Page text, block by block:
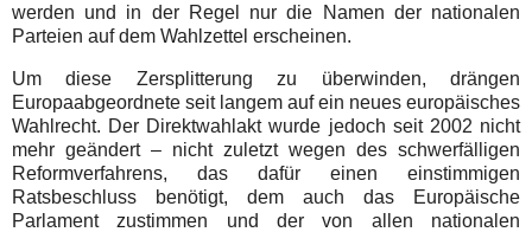
werden und in der Regel nur die Namen der nationalen
Parteien auf dem Wahlzettel erscheinen.
Um diese Zersplitterung zu überwinden, drängen
Europaabgeordnete seit langem auf ein neues europäisches
Wahlrecht. Der Direktwahlakt wurde jedoch seit 2002 nicht
mehr geändert – nicht zuletzt wegen des schwerfälligen
Reformverfahrens, das dafür einen einstimmigen
Ratsbeschluss benötigt, dem auch das Europäische
Parlament zustimmen und der von allen nationalen